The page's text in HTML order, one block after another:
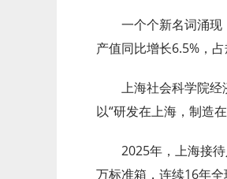
一个个新名词涌现
产值同比增长6.5%，
上海社会科学院
以“研发在上海，制造
2025年，上海接
万标准箱，连续16年